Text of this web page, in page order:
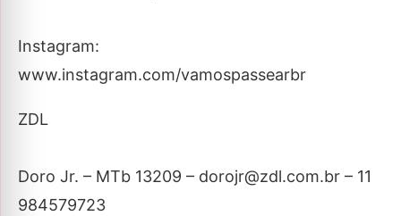
Instagram:
www.instagram.com/vamospassearbr
ZDL
Doro Jr. – MTb 13209 – dorojr@zdl.com.br – 11
984579723